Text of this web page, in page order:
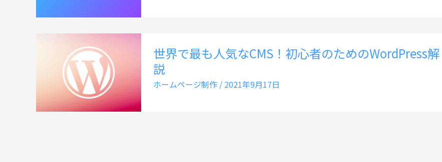
世界で最も人気なCMS！初心者のためのWordPress解
説
ホームページ制作 / 2021年9月17日